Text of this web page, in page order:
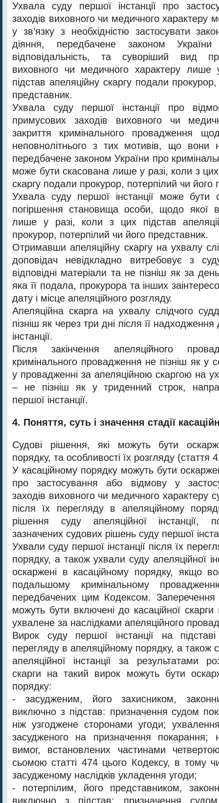
Ухвала суду першої інстанції про
заходів виховного чи медичного характеру
у зв’язку з необхідністю застосувати
діяння, передбачене законом
відповідальність, та суворіший вид
виховного чи медичного характеру
підстав апеляційну скаргу подали
представник.
Ухвала суду першої інстанції про
примусових заходів виховного чи
закриття кримінального провадження
неповнолітнього з тих мотивів, що вони
передбачене законом України про
може бути скасована лише у разі, коли з цих
скаргу подали прокурор, потерпілий чи його
Ухвала суду першої інстанції може бути
погіршення становища особи, щодо якої
лише у разі, коли з цих підстав
прокурор, потерпілий чи його представник.
Отримавши апеляційну скаргу на ухвалу
доповідач невідкладно витребовує з
відповідні матеріали та не пізніш як за
яка її подала, прокурора та інших
дату і місце апеляційного розгляду.
Апеляційна скарга на ухвалу слідчого
пізніш як через три дні після її
інстанції.
Після закінчення апеляційного
кримінального провадження не пізніш як у
у провадженні за апеляційною скаргою на
– не пізніш як у триденний строк,
першої інстанції.
4. Поняття, суть і значення стадії
Судові рішення, які можуть бути
порядку, та особливості їх розгляду (стаття
У касаційному порядку можуть бути
про застосування або відмову у
заходів виховного чи медичного характеру
після їх перегляду в апеляційному
рішення суду апеляційної інстанції,
зазначених судових рішень суду першої
Ухвали суду першої інстанції після їх
порядку, а також ухвали суду апеляційної
оскаржені в касаційному порядку, якщо
подальшому кримінальному
передбачених цим Кодексом.
можуть бути включені до касаційної
ухвалене за наслідками апеляційного
Вирок суду першої інстанції на
перегляду в апеляційному порядку, а також
апеляційної інстанції за результатами
скарги на такий вирок можуть бути
порядку:
- засудженим, його захисником,
виключно з підстав: призначення судом
ніж узгоджене сторонами угоди;
засудженого на призначення покарання;
вимог, встановлених частинами
сьомою статті 474 цього Кодексу, в тому
засудженому наслідків укладення угоди;
- потерпілим, його представником,
виключно з підстав: призначення